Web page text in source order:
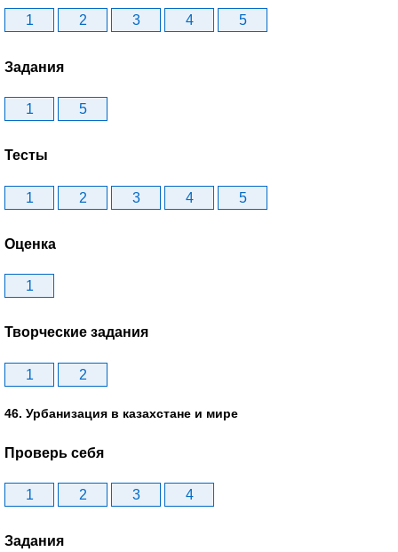
1 2 3 4 5
Задания
1 5
Тесты
1 2 3 4 5
Оценка
1
Творческие задания
1 2
46. Урбанизация в казахстане и мире
Проверь себя
1 2 3 4
Задания